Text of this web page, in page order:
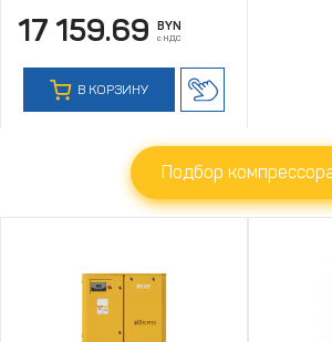
17 159.69 BYN
с НДС
В КОРЗИНУ
Подбор